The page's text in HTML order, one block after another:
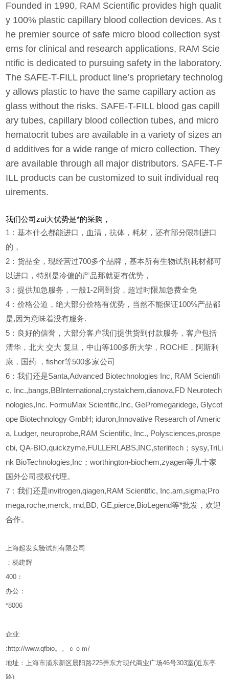
Founded in 1990, RAM Scientific provides high qualit
y 100% plastic capillary blood collection devices. As t
he premier source of safe micro blood collection syst
ems for clinical and research applications, RAM Scie
ntific is dedicated to pursuing safety in the laboratory.
The SAFE-T-FILL product line’s proprietary technolog
y allows plastic to have the same capillary action as
glass without the risks. SAFE-T-FILL blood gas capill
ary tubes, capillary blood collection tubes, and micro
hematocrit tubes are available in a variety of sizes an
d additives for a wide range of micro collection. They
are available through all major distributors. SAFE-T-F
ILL products can be customized to suit individual req
uirements.
我们公司zui大优势是*的采购，
1
：基本什么都能进口，血清，抗体，耗材，还有部分限制进口
的，
2 ：货品全，现经营过700多个品牌，基本所有生物试剂耗材都可
以进口，特别是冷偏的产品那就更有优势，
3 ：提供加急服务，一般1-2周到货，超过时限加急费全免
4 ：价格公道，绝大部分价格有优势，当然不能保证100%产品都
是,因为意味着没有服务.
5 ：良好的信誉，大部分客户我们提供货到付款服务，客户包括
清华，北大 交大 复旦，中山等100多所大学，ROCHE，阿斯利
康，国药
，fisher等500多家公司
6 ：我们还是Santa,Advanced Biotechnologies Inc, RAM Scientifi
c, Inc.,bangs,BBInternational,crystalchem,dianova,FD Neurotech
nologies,Inc. FormuMax Scientific,Inc, GePromegaridege, Glycot
ope Biotechnology GmbH; iduron,Innovative Research of Americ
a, Ludger, neuroprobe,RAM Scientific, Inc., Polysciences,prospe
cbi, QA-BIO,quickzyme,FULLERLABS,INC,sterlitech；sysy,TriLi
nk BioTechnologies,Inc；worthington-biochem,zyagen等几十家
国外公司授权代理。
7：我们还是invitrogen,qiagen,RAM Scientific, Inc.am,sigma;Pro
mega,roche,merck, rnd,BD, GE,pierce,BioLegend等*批发，欢迎
合作。
上海起发实验试剂有限公司
：杨建辉
400 ：
办公：
*8006
企业:
:http://www.qfbio。。ｃｏｍ/
地址：上海市浦东新区晨阳路225弄东方现代商业广场46号303室(近东亭
路)